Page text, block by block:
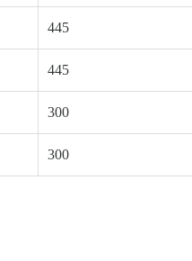
445
445
300
300